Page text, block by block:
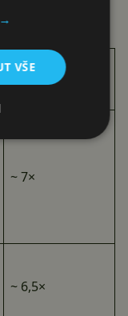
co máte v
Orientační
~ 7×
~ 6,5×
VŠE